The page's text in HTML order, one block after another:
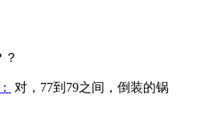
对，77到79之间，倒装的锅